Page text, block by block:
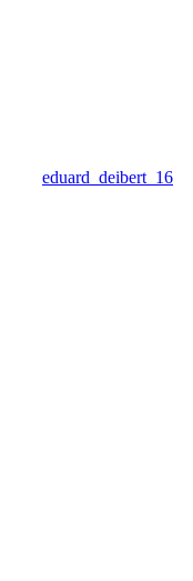
eduard_deibert_16